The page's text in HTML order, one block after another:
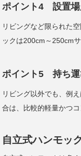
ポイント4 設置場
リビングなど限られた
ックは200cm～250cm
ポイント5 持ち運
リビング以外でも、例
合は、比較的軽量かつ
自立式ハンモッ